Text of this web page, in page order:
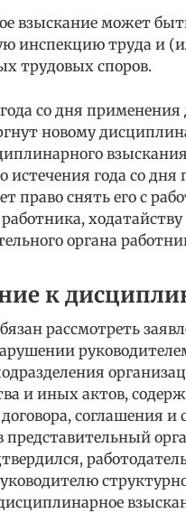
взыскание может
инспекцию труда и
трудовых споров.
со дня
новому
истечения года со
право снять его с
органа
к
рассмотреть
и иных актов,
соглашения и
представительный